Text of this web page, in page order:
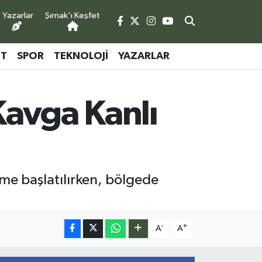
Yazarlar Şırnak'ı Keşfet
SPOR TEKNOLOJI YAZARLAR
Kanlı
başlatılırken, bölgede
A- A+